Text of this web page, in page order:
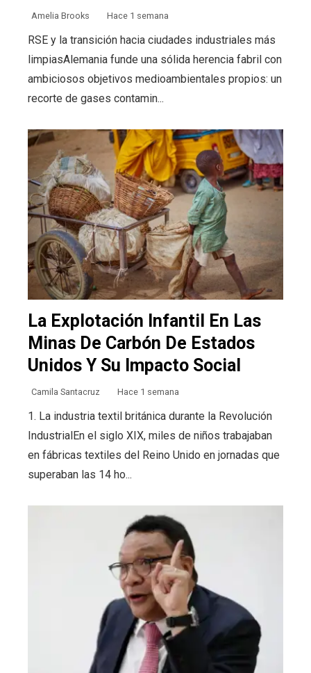
Amelia Brooks Hace 1 semana
RSE y la transición hacia ciudades industriales más
limpiasAlemania funde una sólida herencia fabril con
ambiciosos objetivos medioambientales propios: un
recorte de gases contamin...
La Explotación Infantil En Las
Minas De Carbón De Estados
Unidos Y Su Impacto Social
Camila Santacruz Hace 1 semana
1. La industria textil británica durante la Revolución
IndustrialEn el siglo XIX, miles de niños trabajaban
en fábricas textiles del Reino Unido en jornadas que
superaban las 14 ho...